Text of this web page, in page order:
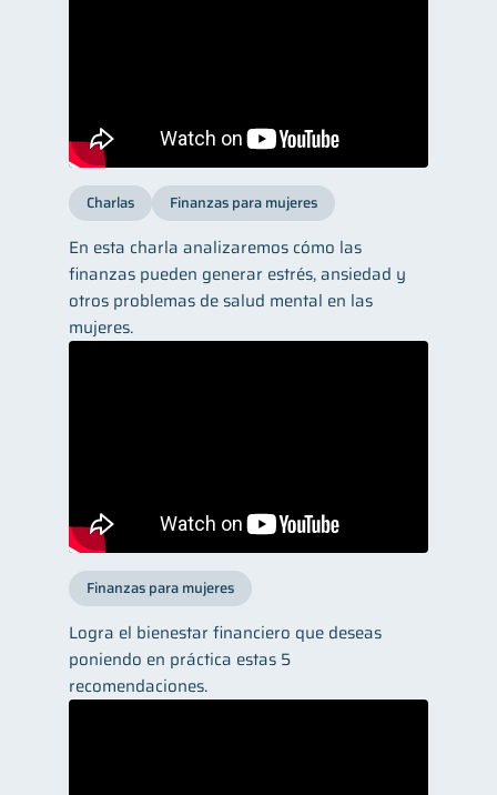
Charlas Finanzas para mujeres
En esta charla analizaremos cómo las
finanzas pueden generar estrés, ansiedad y
otros problemas de salud mental en las
mujeres.
Finanzas para mujeres
Logra el bienestar financiero que deseas
poniendo en práctica estas 5
recomendaciones.